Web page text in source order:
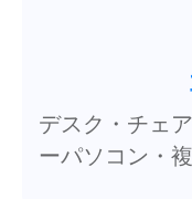
デスク・チェ
ーパソコン・